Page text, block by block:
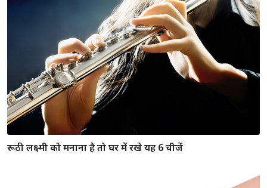
एक कछुआ बदल देगा आपकी जिंदगी